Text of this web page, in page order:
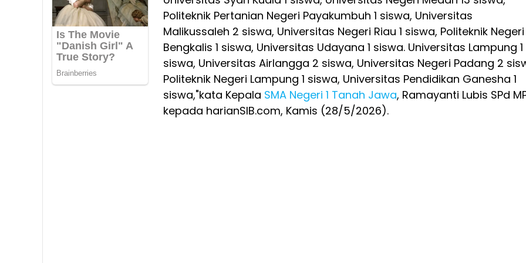
Politeknik Pertanian Negeri Payakumbuh 1 siswa, Universitas
Malikussaleh 2 siswa, Universitas Negeri Riau 1 siswa, Politeknik Negeri
Bengkalis 1 siswa, Universitas Udayana 1 siswa. Universitas Lampung 1
siswa, Universitas Airlangga 2 siswa, Universitas Negeri Padang 2
Politeknik Negeri Lampung 1 siswa, Universitas Pendidikan Ganesha 1
siswa,"kata Kepala SMA Negeri 1 Tanah Jawa, Ramayanti Lubis SPd
kepada harianSIB.com, Kamis (28/5/2026).